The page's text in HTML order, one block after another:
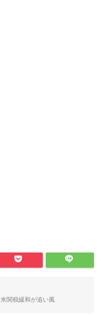
関税緩和が追い風